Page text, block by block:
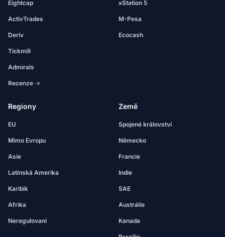
Eightcap
ActivTrades
Deriv
Tickmill
Admirals
Recenze →
xStation 5
M-Pesa
Ecocash
Regiony
EU
Mimo Evropu
Asie
Latinská Amerika
Karibik
Afrika
Neregulovaní
Země
Spojené království
Německo
Francie
Indie
SAE
Austrálie
Kanada